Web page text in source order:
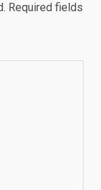
Required fields